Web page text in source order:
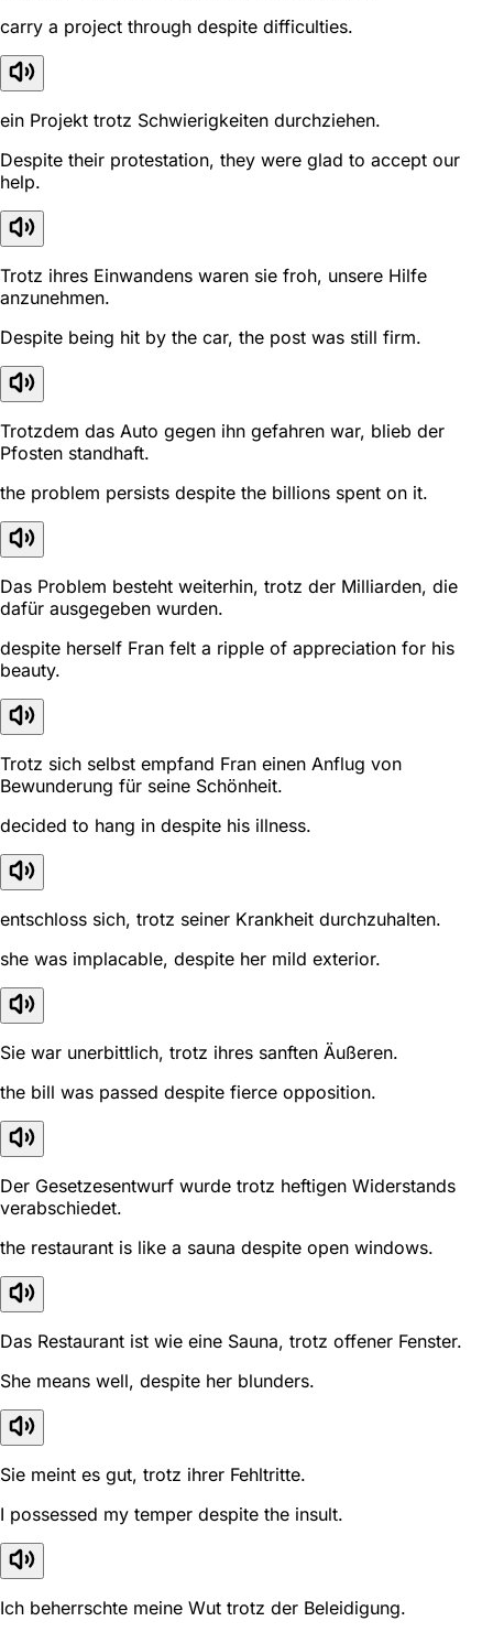
carry a project through despite difficulties.
ein Projekt trotz Schwierigkeiten durchziehen.
Despite their protestation, they were glad to accept our
help.
Trotz ihres Einwandens waren sie froh, unsere Hilfe
anzunehmen.
Despite being hit by the car, the post was still firm.
Trotzdem das Auto gegen ihn gefahren war, blieb der
Pfosten standhaft.
the problem persists despite the billions spent on it.
Das Problem besteht weiterhin, trotz der Milliarden, die
dafür ausgegeben wurden.
despite herself Fran felt a ripple of appreciation for his
beauty.
Trotz sich selbst empfand Fran einen Anflug von
Bewunderung für seine Schönheit.
decided to hang in despite his illness.
entschloss sich, trotz seiner Krankheit durchzuhalten.
she was implacable, despite her mild exterior.
Sie war unerbittlich, trotz ihres sanften Äußeren.
the bill was passed despite fierce opposition.
Der Gesetzesentwurf wurde trotz heftigen Widerstands
verabschiedet.
the restaurant is like a sauna despite open windows.
Das Restaurant ist wie eine Sauna, trotz offener Fenster.
She means well, despite her blunders.
Sie meint es gut, trotz ihrer Fehltritte.
I possessed my temper despite the insult.
Ich beherrschte meine Wut trotz der Beleidigung.